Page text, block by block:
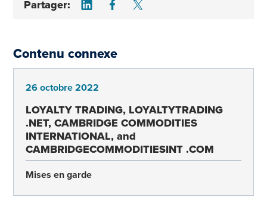
Partager:
Contenu connexe
26 octobre 2022
LOYALTY TRADING, LOYALTYTRADING
.NET, CAMBRIDGE COMMODITIES
INTERNATIONAL, and
CAMBRIDGECOMMODITIESINT .COM
Mises en garde